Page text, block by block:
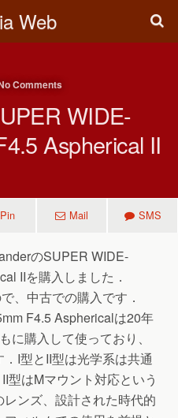
Web
Comments
WIDE-
Aspherical II
Pin Mail SMS
のSUPER WIDE-
IIを購入しました．
、中古での購入です．
F4.5 Asphericalは20年
に購入して使っており、
I型とII型は光学系は共通
型はMマウント対応という
ンズ、設計された時代的